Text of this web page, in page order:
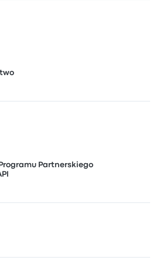
Partnerskiego